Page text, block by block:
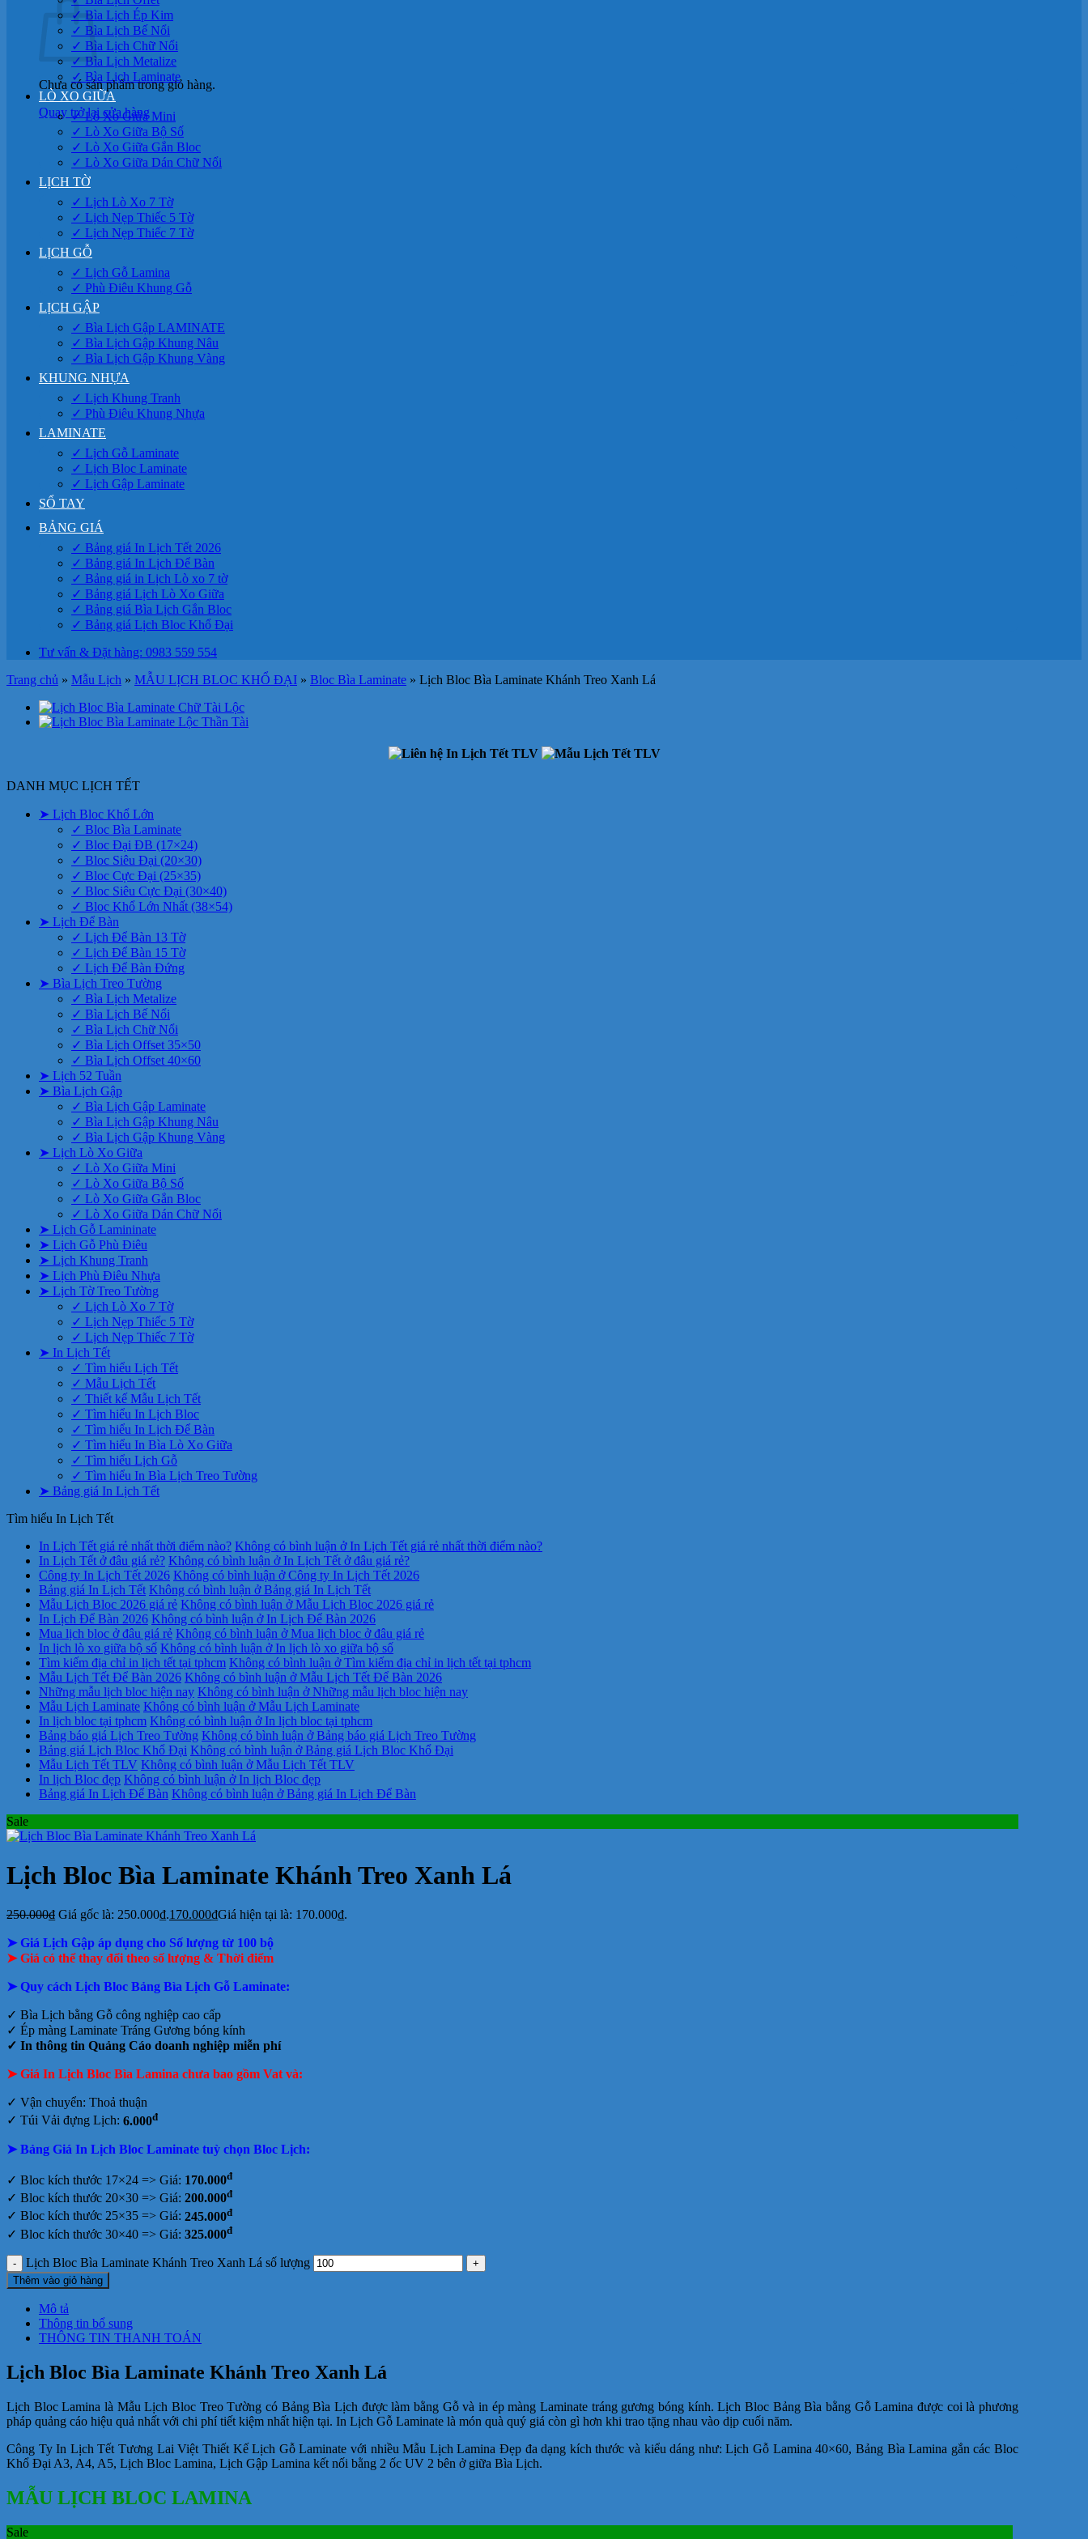
Chưa có sản phẩm trong giỏ hàng.
Quay trở lại cửa hàng
✓ Bìa Lịch Ép Kim
✓ Bìa Lịch Bế Nổi
✓ Bìa Lịch Chữ Nổi
✓ Bìa Lịch Metalize
✓ Bìa Lịch Laminate
LÒ XO GIỮA
✓ Lò Xo Giữa Mini
✓ Lò Xo Giữa Bộ Số
✓ Lò Xo Giữa Gắn Bloc
✓ Lò Xo Giữa Dán Chữ Nổi
LỊCH TỜ
✓ Lịch Lò Xo 7 Tờ
✓ Lịch Nẹp Thiếc 5 Tờ
✓ Lịch Nẹp Thiếc 7 Tờ
LỊCH GỖ
✓ Lịch Gỗ Lamina
✓ Phù Điêu Khung Gỗ
LỊCH GẬP
✓ Bìa Lịch Gập LAMINATE
✓ Bìa Lịch Gập Khung Nâu
✓ Bìa Lịch Gập Khung Vàng
KHUNG NHỰA
✓ Lịch Khung Tranh
✓ Phù Điêu Khung Nhựa
LAMINATE
✓ Lịch Gỗ Laminate
✓ Lịch Bloc Laminate
✓ Lịch Gập Laminate
SỔ TAY
BẢNG GIÁ
✓ Bảng giá In Lịch Tết 2026
✓ Bảng giá In Lịch Để Bàn
✓ Bảng giá in Lịch Lò xo 7 tờ
✓ Bảng giá Lịch Lò Xo Giữa
✓ Bảng giá Bìa Lịch Gắn Bloc
✓ Bảng giá Lịch Bloc Khổ Đại
Tư vấn & Đặt hàng: 0983 559 554
Trang chủ » Mẫu Lịch » MẪU LỊCH BLOC KHỔ ĐẠI » Bloc Bìa Laminate » Lịch Bloc Bìa Laminate Khánh Treo Xanh Lá
DANH MỤC LỊCH TẾT
➤ Lịch Bloc Khổ Lớn
✓ Bloc Bìa Laminate
✓ Bloc Đại ĐB (17×24)
✓ Bloc Siêu Đại (20×30)
✓ Bloc Cực Đại (25×35)
✓ Bloc Siêu Cực Đại (30×40)
✓ Bloc Khổ Lớn Nhất (38×54)
➤ Lịch Để Bàn
✓ Lịch Để Bàn 13 Tờ
✓ Lịch Để Bàn 15 Tờ
✓ Lịch Để Bàn Đứng
➤ Bìa Lịch Treo Tường
✓ Bìa Lịch Metalize
✓ Bìa Lịch Bế Nổi
✓ Bìa Lịch Chữ Nổi
✓ Bìa Lịch Offset 35×50
✓ Bìa Lịch Offset 40×60
➤ Lịch 52 Tuần
➤ Bìa Lịch Gập
✓ Bìa Lịch Gập Laminate
✓ Bìa Lịch Gập Khung Nâu
✓ Bìa Lịch Gập Khung Vàng
➤ Lịch Lò Xo Giữa
✓ Lò Xo Giữa Mini
✓ Lò Xo Giữa Bộ Số
✓ Lò Xo Giữa Gắn Bloc
✓ Lò Xo Giữa Dán Chữ Nổi
➤ Lịch Gỗ Lamininate
➤ Lịch Gỗ Phù Điêu
➤ Lịch Khung Tranh
➤ Lịch Phù Điêu Nhựa
➤ Lịch Tờ Treo Tường
✓ Lịch Lò Xo 7 Tờ
✓ Lịch Nẹp Thiếc 5 Tờ
✓ Lịch Nẹp Thiếc 7 Tờ
➤ In Lịch Tết
✓ Tìm hiểu Lịch Tết
✓ Mẫu Lịch Tết
✓ Thiết kế Mẫu Lịch Tết
✓ Tìm hiểu In Lịch Bloc
✓ Tìm hiểu In Lịch Để Bàn
✓ Tìm hiểu In Bìa Lò Xo Giữa
✓ Tìm hiểu Lịch Gỗ
✓ Tìm hiểu In Bìa Lịch Treo Tường
➤ Bảng giá In Lịch Tết
Tìm hiểu In Lịch Tết
In Lịch Tết giá rẻ nhất thời điểm nào? Không có bình luận ở In Lịch Tết giá rẻ nhất thời điểm nào?
In Lịch Tết ở đâu giá rẻ? Không có bình luận ở In Lịch Tết ở đâu giá rẻ?
Công ty In Lịch Tết 2026 Không có bình luận ở Công ty In Lịch Tết 2026
Bảng giá In Lịch Tết Không có bình luận ở Bảng giá In Lịch Tết
Mẫu Lịch Bloc 2026 giá rẻ Không có bình luận ở Mẫu Lịch Bloc 2026 giá rẻ
In Lịch Để Bàn 2026 Không có bình luận ở In Lịch Để Bàn 2026
Mua lịch bloc ở đâu giá rẻ Không có bình luận ở Mua lịch bloc ở đâu giá rẻ
In lịch lò xo giữa bộ số Không có bình luận ở In lịch lò xo giữa bộ số
Tìm kiếm địa chỉ in lịch tết tại tphcm Không có bình luận ở Tìm kiếm địa chỉ in lịch tết tại tphcm
Mẫu Lịch Tết Để Bàn 2026 Không có bình luận ở Mẫu Lịch Tết Để Bàn 2026
Những mẫu lịch bloc hiện nay Không có bình luận ở Những mẫu lịch bloc hiện nay
Mẫu Lịch Laminate Không có bình luận ở Mẫu Lịch Laminate
In lịch bloc tại tphcm Không có bình luận ở In lịch bloc tại tphcm
Bảng báo giá Lịch Treo Tường Không có bình luận ở Bảng báo giá Lịch Treo Tường
Bảng giá Lịch Bloc Khổ Đại Không có bình luận ở Bảng giá Lịch Bloc Khổ Đại
Mẫu Lịch Tết TLV Không có bình luận ở Mẫu Lịch Tết TLV
In lịch Bloc đẹp Không có bình luận ở In lịch Bloc đẹp
Bảng giá In Lịch Để Bàn Không có bình luận ở Bảng giá In Lịch Để Bàn
Sale
Lịch Bloc Bìa Laminate Khánh Treo Xanh Lá
250.000₫ Giá gốc là: 250.000₫.170.000₫Giá hiện tại là: 170.000₫.
➤ Giá Lịch Gập áp dụng cho Số lượng từ 100 bộ
➤ Giá có thể thay đổi theo số lượng & Thời điểm
➤ Quy cách Lịch Bloc Bảng Bìa Lịch Gỗ Laminate:
✓ Bìa Lịch bằng Gỗ công nghiệp cao cấp
✓ Ép màng Laminate Tráng Gương bóng kính
✓ In thông tin Quảng Cáo doanh nghiệp miễn phí
➤ Giá In Lịch Bloc Bìa Lamina chưa bao gồm Vat và:
✓ Vận chuyển: Thoả thuận
✓ Túi Vải đựng Lịch: 6.000đ
➤ Bảng Giá In Lịch Bloc Laminate tuỳ chọn Bloc Lịch:
✓ Bloc kích thước 17×24 => Giá: 170.000đ
✓ Bloc kích thước 20×30 => Giá: 200.000đ
✓ Bloc kích thước 25×35 => Giá: 245.000đ
✓ Bloc kích thước 30×40 => Giá: 325.000đ
Lịch Bloc Bìa Laminate Khánh Treo Xanh Lá số lượng
Thêm vào giỏ hàng
Mô tả
Thông tin bổ sung
THÔNG TIN THANH TOÁN
Lịch Bloc Bìa Laminate Khánh Treo Xanh Lá
Lịch Bloc Lamina là Mẫu Lịch Bloc Treo Tường có Bảng Bìa Lịch được làm bằng Gỗ và in ép màng Laminate tráng gương bóng kính. Lịch Bloc Bảng Bìa bằng Gỗ Lamina được coi là phương
pháp quảng cáo hiệu quả nhất với chi phí tiết kiệm nhất hiện tại. In Lịch Gỗ Laminate là món quà quý giá còn gì hơn khi trao tặng nhau vào dịp cuối năm.
Công Ty In Lịch Tết Tương Lai Việt Thiết Kế Lịch Gỗ Laminate với nhiều Mẫu Lịch Lamina Đẹp đa dạng kích thước và kiểu dáng như: Lịch Gỗ Lamina 40×60, Bảng Bìa Lamina gắn các Bloc
Khổ Đại A3, A4, A5, Lịch Bloc Lamina, Lịch Gập Lamina kết nối bằng 2 ốc UV 2 bên ở giữa Bìa Lịch.
MẪU LỊCH BLOC LAMINA
Sale